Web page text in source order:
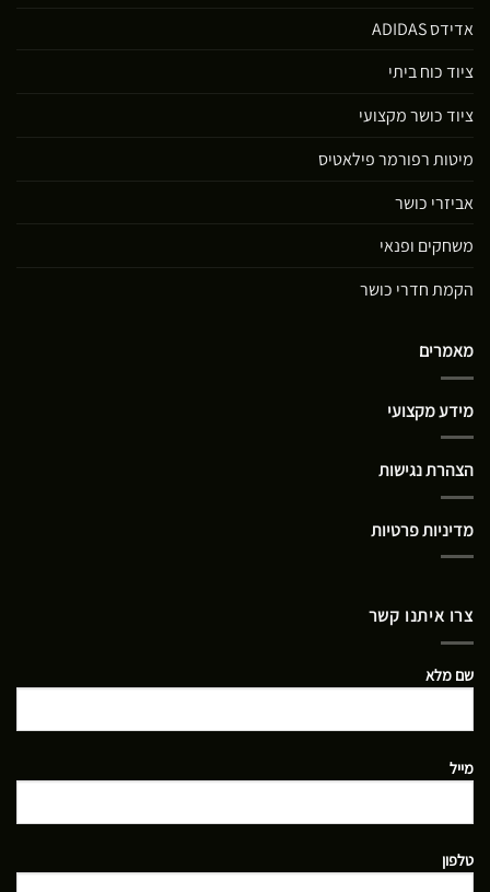
אדידס ADIDAS
ציוד כוח ביתי
ציוד כושר מקצועי
מיטות רפורמר פילאטיס
אביזרי כושר
משחקים ופנאי
הקמת חדרי כושר
מאמרים
מידע מקצועי
הצהרת נגישות
מדיניות פרטיות
צרו איתנו קשר
שם מלא
מייל
טלפון